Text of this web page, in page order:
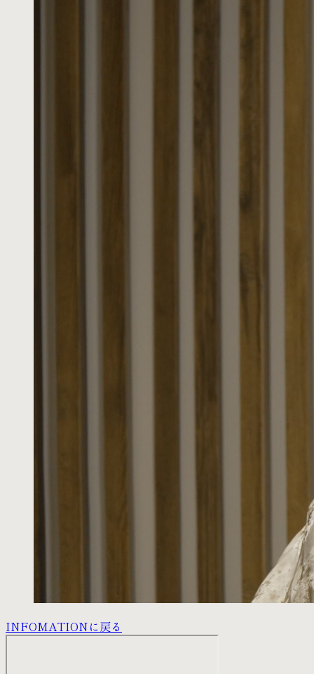
INFOMATIONに戻る